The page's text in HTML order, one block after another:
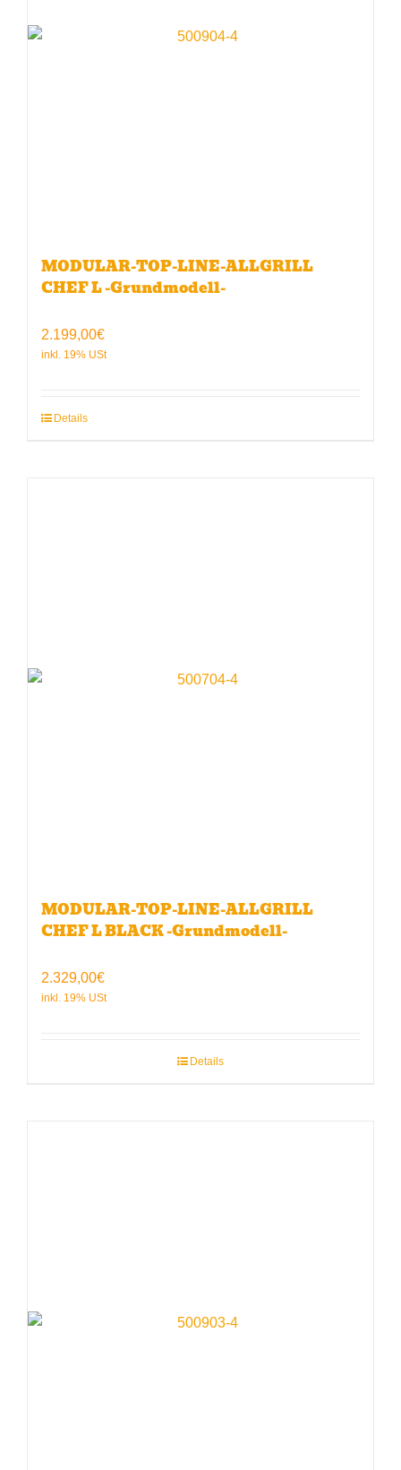
MODULAR-TOP-LINE-ALLGRILL
CHEF L -Grundmodell-
2.199,00€
Details
MODULAR-TOP-LINE-ALLGRILL
CHEF L BLACK -Grundmodell-
2.329,00€
Details